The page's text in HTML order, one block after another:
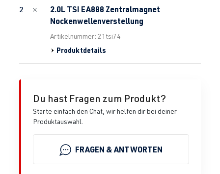
2
2.0L TSI EA888 Zentralmagnet
Nockenwellenverstellung
Artikelnummer: 21tsi74
Produktdetails
Du hast Fragen zum Produkt?
Starte einfach den Chat, wir helfen dir bei deiner
Produktauswahl.
FRAGEN & ANTWORTEN